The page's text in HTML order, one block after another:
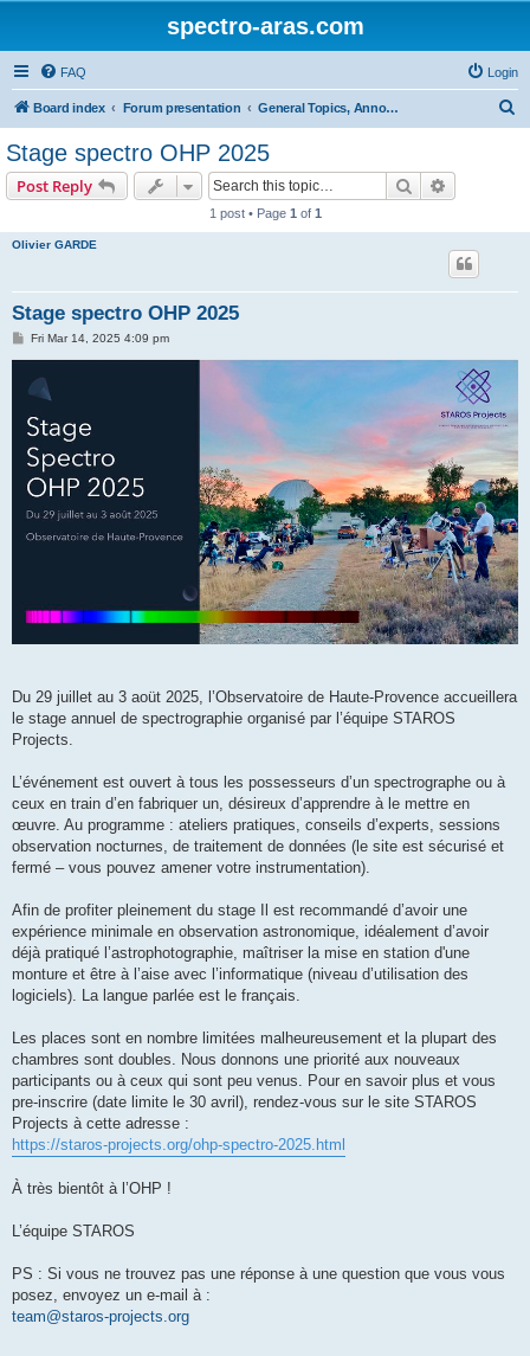
spectro-aras.com
FAQ Login
Board index Forum presentation General Topics, Annoucements, Forum Life
Stage spectro OHP 2025
Post Reply Search
1 post • Page 1 of 1
Olivier GARDE
Stage spectro OHP 2025
PFri Mar 14, 2025 4:09 pm
Du 29 juillet au 3 aoüt 2025, l’Observatoire de Haute-Provence accueillera
le stage annuel de spectrographie organisé par l’équipe STAROS
Projects.
L’événement est ouvert à tous les possesseurs d’un spectrographe ou à
ceux en train d’en fabriquer un, désireux d’apprendre à le mettre en
œuvre. Au programme : ateliers pratiques, conseils d’experts, sessions
observation nocturnes, de traitement de données (le site est sécurisé et
fermé – vous pouvez amener votre instrumentation).
Afin de profiter pleinement du stage Il est recommandé d’avoir une
expérience minimale en observation astronomique, idéalement d’avoir
déjà pratiqué l’astrophotographie, maîtriser la mise en station d'une
monture et être à l’aise avec l’informatique (niveau d’utilisation des
logiciels). La langue parlée est le français.
Les places sont en nombre limitées malheureusement et la plupart des
chambres sont doubles. Nous donnons une priorité aux nouveaux
participants ou à ceux qui sont peu venus. Pour en savoir plus et vous
pre-inscrire (date limite le 30 avril), rendez-vous sur le site STAROS
Projects à cette adresse :
https://staros-projects.org/ohp-spectro-2025.html
À très bientôt à l’OHP !
L’équipe STAROS
PS : Si vous ne trouvez pas une réponse à une question que vous vous
posez, envoyez un e-mail à :
team@staros-projects.org